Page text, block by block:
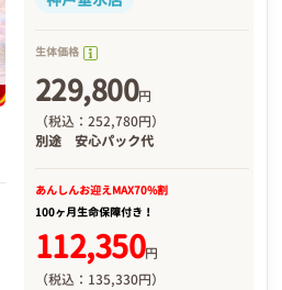
生体価格
229,800円
（税込：252,780円）
別途 安心パック代
あんしんお迎えMAX70%割
100ヶ月生命保障付き！
112,350円
（税込：135,330円）